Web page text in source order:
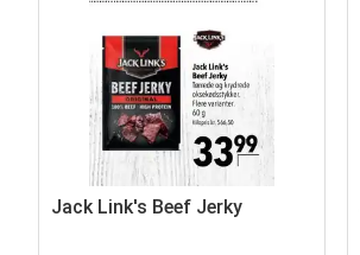
Jack Link's Beef Jerky